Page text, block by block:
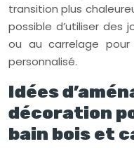
transition plus
possible d’utiliser des
ou au carrelage
personnalisé.
Idées
décoration
bain bois et